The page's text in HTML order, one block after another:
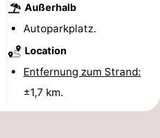
Außerhalb
Autoparkplatz.
Location
Entfernung zum Strand:
±1,7 km.